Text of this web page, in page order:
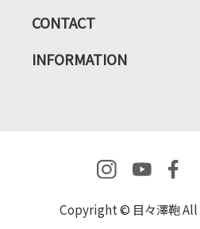
CONTACT
INFORMATION
Copyright © 目々澤鞄